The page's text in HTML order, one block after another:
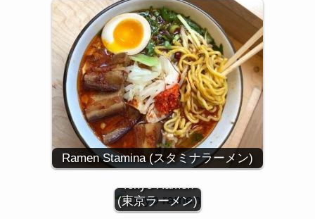
Ramen Stamina (スタミナラーメン)
Tokyo Ramen
(東京ラーメン)